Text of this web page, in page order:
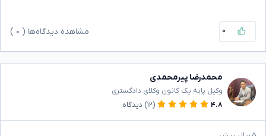
۰ مشاهده دیدگاه‌ها ( ۰
محمدرضا پیرمحمدی
وکیل پایه یک کانون وکلای دادگستری
۴.۸
(۱۲) دیدگاه